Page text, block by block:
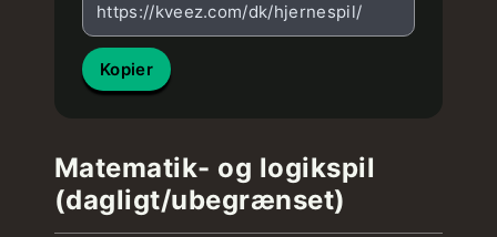
https://kveez.com/dk/hjernespil/
Kopier
Matematik- og logikspil
(dagligt/ubegrænset)